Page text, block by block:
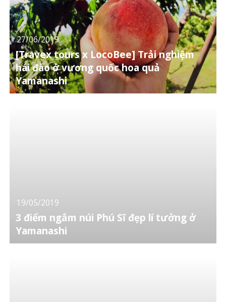
27/06/2019
[Travex tours x LocoBee] Trải nghiệm
hái đào ở vương quốc hoa quả
Yamanashi
19/05/2019
3 điểm ngắm núi Phú Sĩ đẹp lí tưởng ở
Yamanashi